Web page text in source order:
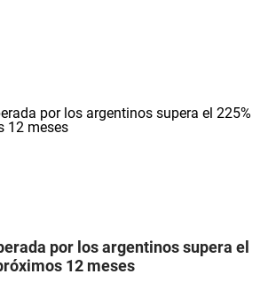
por los argentinos supera el
12 meses